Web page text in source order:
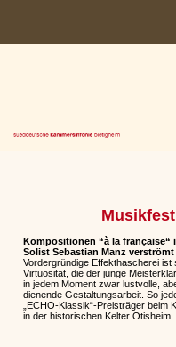
Zum
Kompositionen “à la française“
Solist Sebastian Manz
Vordergründige Effekthascherei
Virtuosität, die der junge
in jedem Moment zwar lustvolle,
dienende Gestaltungsarbeit. So
„ECHO-Klassik“-Preisträger beim
in der historischen Kelter Ötisheim.